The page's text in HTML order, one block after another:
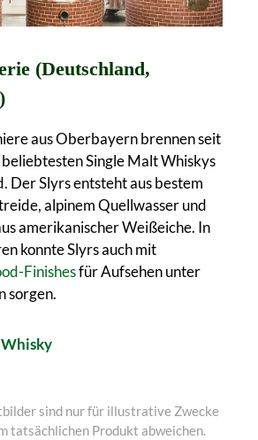
(Deutschland,
aus Oberbayern brennen seit
Single Malt Whiskys
Der Slyrs entsteht aus bestem
alpinem Quellwasser und
amerikanischer Weißeiche. In
konnte Slyrs auch mit
Finishesfür Aufsehen unter
sorgen.
sind nur für illustrative Zwecke
tatsächlichen Produkt abweichen.